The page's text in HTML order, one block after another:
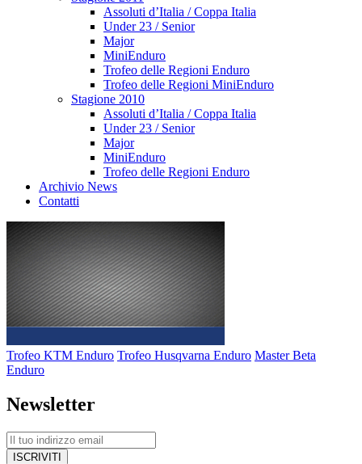
Assoluti d’Italia / Coppa Italia
Under 23 / Senior
Major
MiniEnduro
Trofeo delle Regioni Enduro
Trofeo delle Regioni MiniEnduro
Stagione 2010
Assoluti d’Italia / Coppa Italia
Under 23 / Senior
Major
MiniEnduro
Trofeo delle Regioni Enduro
Archivio News
Contatti
Trofeo KTM Enduro Trofeo Husqvarna Enduro Master Beta
Enduro
Newsletter